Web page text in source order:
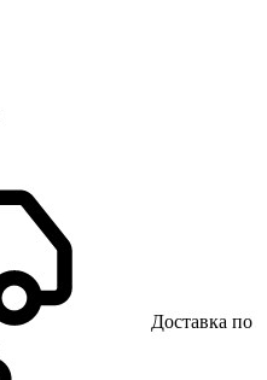
Доставка по